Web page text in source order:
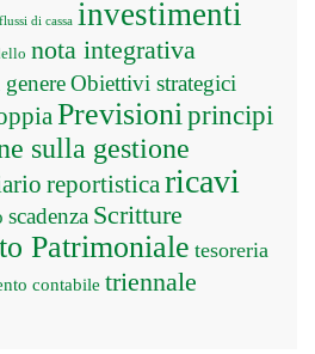
flussi di cassa investimenti
nota integrativa
Obiettivi strategici
Previsioni principi
sulla gestione
reportistica ricavi
scadenza Scritture
Patrimoniale tesoreria
contabile triennale